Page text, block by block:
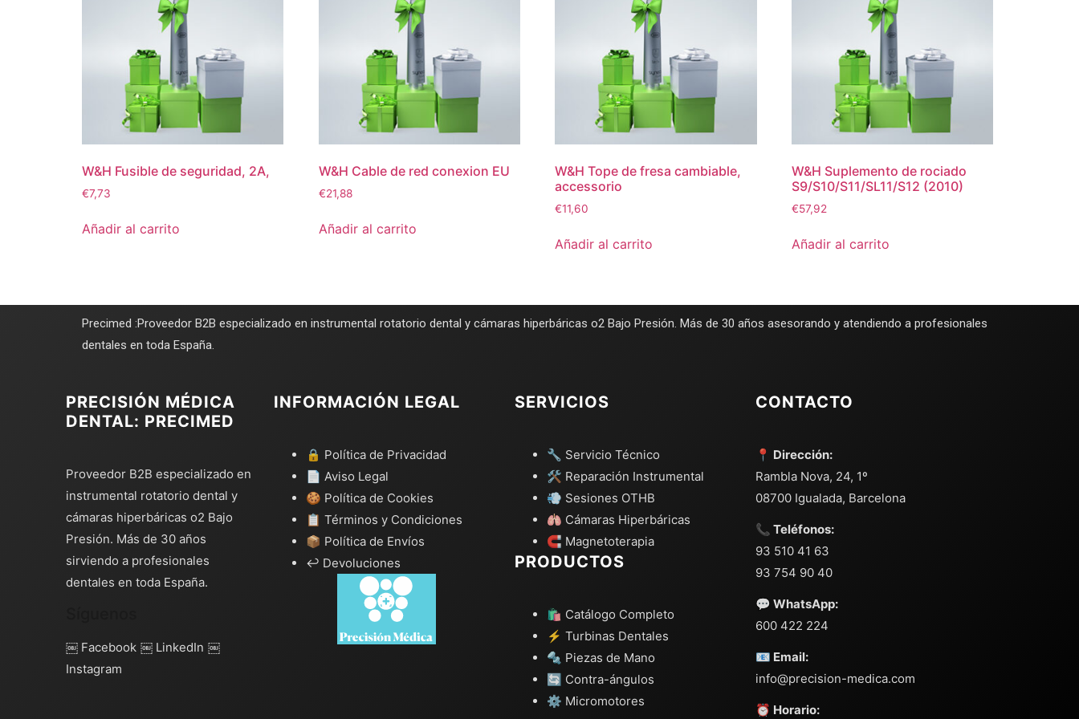
W&H Fusible de seguridad, 2A,
€7,73
Añadir al carrito
W&H Cable de red conexion EU
€21,88
Añadir al carrito
W&H Tope de fresa cambiable,
accessorio
€11,60
Añadir al carrito
W&H Suplemento de rociado
S9/S10/S11/SL11/S12 (2010)
€57,92
Añadir al carrito
Precimed :Proveedor B2B especializado en instrumental rotatorio dental y cámaras hiperbáricas o2 Bajo Presión. Más de 30 años asesorando y atendiendo a profesionales
dentales en toda España.
PRECISIÓN MÉDICA
DENTAL: PRECIMED
Proveedor B2B especializado en
instrumental rotatorio dental y
cámaras hiperbáricas o2 Bajo
Presión. Más de 30 años
sirviendo a profesionales
dentales en toda España.
￼ Facebook ￼ LinkedIn ￼
Instagram
INFORMACIÓN LEGAL
🔒 Política de Privacidad
📄 Aviso Legal
🍪 Política de Cookies
📋 Términos y Condiciones
📦 Política de Envíos
↩️ Devoluciones
SERVICIOS
🔧 Servicio Técnico
🛠️ Reparación Instrumental
💨 Sesiones OTHB
🫁 Cámaras Hiperbáricas
🧲 Magnetoterapia
PRODUCTOS
🛍️ Catálogo Completo
⚡ Turbinas Dentales
🔩 Piezas de Mano
🔄 Contra-ángulos
⚙️ Micromotores
CONTACTO
📍 Dirección:
Rambla Nova, 24, 1º
08700 Igualada, Barcelona
📞 Teléfonos:
93 510 41 63
93 754 90 40
💬 WhatsApp:
600 422 224
📧 Email:
info@precision-medica.com
⏰ Horario: